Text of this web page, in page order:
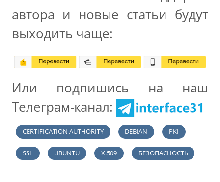
автора и новые статьи будут
выходить чаще:
Или подпишись на наш
Телеграм-канал:
CERTIFICATION AUTHORITY DEBIAN PKI
SSL UBUNTU X.509 БЕЗОПАСНОСТЬ